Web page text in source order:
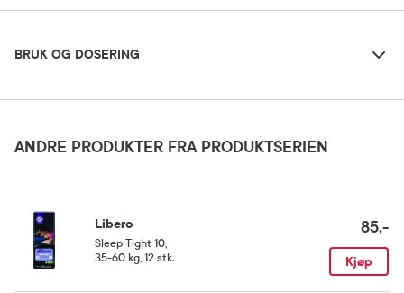
BRUK OG DOSERING
Rom (15-25 grader)
Medisinsk utstyr
ANDRE PRODUKTER FRA PRODUKTSERIEN
Libero
Sleep Tight 10
35-60 kg, 12 stk.
85,-
Kjøp